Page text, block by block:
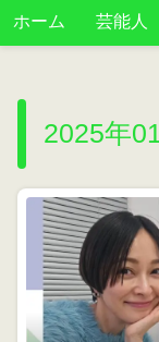
ホーム 芸能人
2025年